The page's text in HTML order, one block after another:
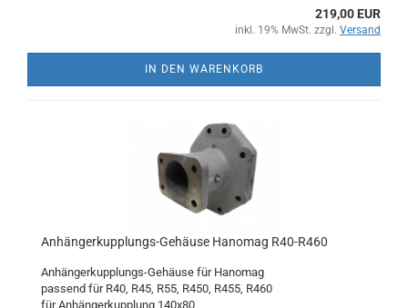
219,00 EUR
inkl. 19% MwSt. zzgl. Versand
IN DEN WARENKORB
Anhängerkupplungs-Gehäuse Hanomag R40-R460
Anhängerkupplungs-Gehäuse für Hanomag
passend für R40, R45, R55, R450, R455, R460
für Anhängerkupplung 140x80